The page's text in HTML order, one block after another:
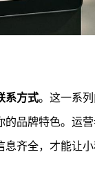
系方式。这一系
的品牌特色。运
齐全，才能让